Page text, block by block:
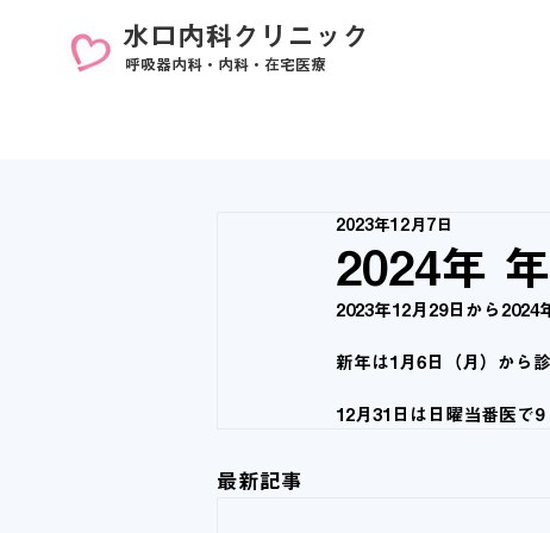
​水口内科クリニック
​呼吸器内科・内科・在宅医療
2024年
2023年12月7日
2023年12月29日から2024
新年は1月6日（月）から
12月31日は日曜当番医で
最新記事